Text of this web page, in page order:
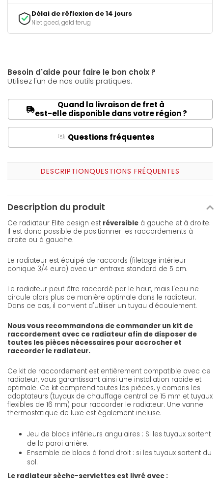
Délai de réflexion de 14 jours
Niet goed, geld terug
Besoin d'aide pour faire le bon choix ?
Utilisez l'un de nos outils pratiques.
Quand la livraison de fret à
est-elle disponible dans votre région ?
Q Questions fréquentes
DESCRIPTIONQUESTIONS FRÉQUENTES
Description du produit
Ce radiateur Elite design est réversible à gauche et à droite.
Il est donc possible de positionner les raccordements à
droite ou à gauche.
Le radiateur est équipé de raccords (filetage intérieur
conique 3/4 euro) avec un entraxe standard de 5 cm.
Le radiateur peut être raccordé par le haut, mais l'eau ne
circule alors plus de manière optimale dans le radiateur.
Dans ce cas, il convient d'utiliser un tuyau d'écoulement.
Nous vous recommandons de commander un kit de
raccordement avec ce radiateur afin de disposer de
toutes les pièces nécessaires pour accrocher et
raccorder le radiateur.
Ce kit de raccordement est entièrement compatible avec ce
radiateur, vous garantissant ainsi une installation rapide et
optimale. Ce kit comprend toutes les pièces, y compris les
adaptateurs (tuyaux de chauffage central de 15 mm et tuyaux
flexibles de 16 mm) pour raccorder le radiateur. Une vanne
thermostatique de luxe est également incluse.
Jeu de blocs inférieurs angulaires : Si les tuyaux sortent
de la paroi arrière.
Ensemble de blocs à fond droit : si les tuyaux sortent du
sol.
Le radiateur sèche-serviettes est livré avec :